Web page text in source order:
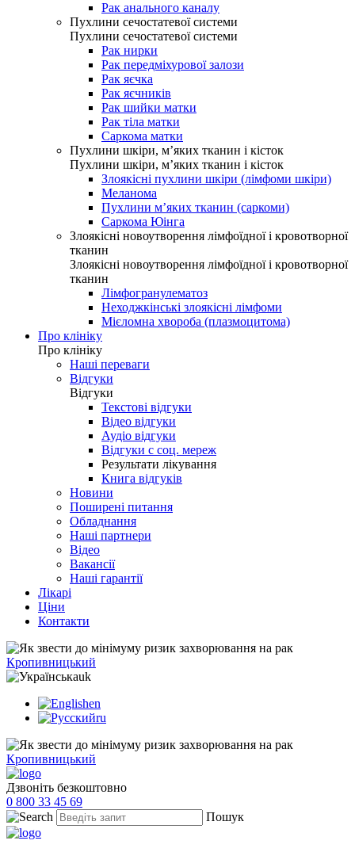
Рак анального каналу
Пухлини сечостатевої системи
Пухлини сечостатевої системи
Рак нирки
Рак передміхурової залози
Рак яєчка
Рак яєчників
Рак шийки матки
Рак тіла матки
Саркома матки
Пухлини шкіри, м’яких тканин і кісток
Пухлини шкіри, м’яких тканин і кісток
Злоякісні пухлини шкіри (лімфоми шкіри)
Меланома
Пухлини м’яких тканин (саркоми)
Саркома Юінга
Злоякісні новоутворення лімфоїдної і кровотворної
тканин
Злоякісні новоутворення лімфоїдної і кровотворної
тканин
Лімфогранулематоз
Неходжкінські злоякісні лімфоми
Мієломна хвороба (плазмоцитома)
Про клініку
Про клініку
Наші переваги
Відгуки
Відгуки
Текстові відгуки
Відео відгуки
Аудіо відгуки
Відгуки с соц. мереж
Результати лікування
Книга відгуків
Новини
Поширені питання
Обладнання
Наші партнери
Відео
Вакансії
Наші гарантії
Лікарі
Ціни
Контакти
Кропивницький
uk
en
ru
Кропивницький
Дзвоніть безкоштовно
0 800 33 45 69
Пошук